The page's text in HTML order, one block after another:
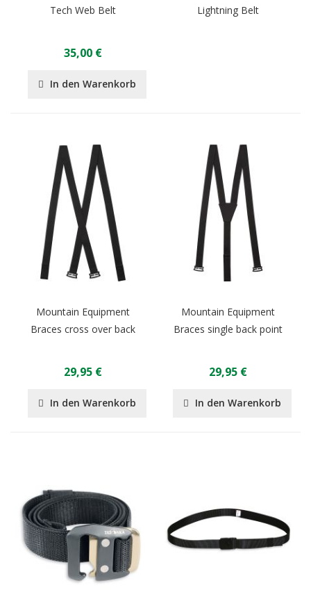
Tech Web Belt
35,00 €
In den Warenkorb
Lightning Belt
Mountain Equipment
Braces cross over back
29,95 €
In den Warenkorb
Mountain Equipment
Braces single back point
29,95 €
In den Warenkorb